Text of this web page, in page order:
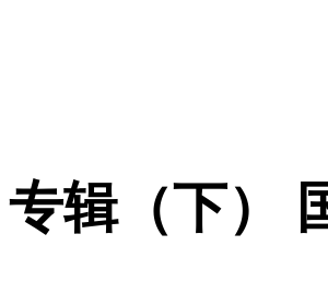
专辑（下）